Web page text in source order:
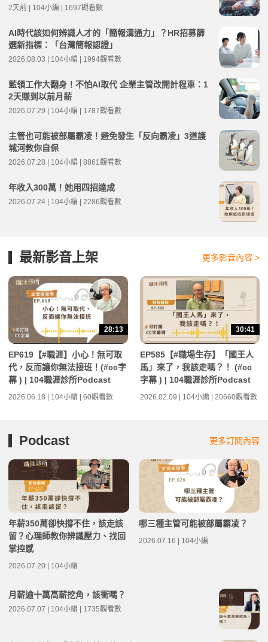
2天前 | 104小編 | 1697觀看數
AI時代該如何辨識人才的「簡報溝通力」？HR招募篩
選新指標：「台灣簡報認證」
2026.08.03 | 104小編 | 1994觀看數
藍領工作大翻身！不怕AI取代 企業主管改開計程車：1
2天賺到以前月薪
2026.07.29 | 104小編 | 1787觀看數
主管也可能被部屬霸凌！避免發生「反向霸凌」3道護
城河教你自保
2026.07.28 | 104小編 | 8861觀看數
年收入300萬！她用四招達成
2026.07.24 | 104小編 | 2286觀看數
最新影音上架 更多影音內容 >
28:13
EP619【#職涯】小心！無可取
代，反而讓你無法接班！(#cc字
幕 ) | 104職涯診所Podcast
2026.06.18 | 104小編 | 60觀看數
30:41
EP585【#職場生存】「國王人
馬」來了，我該走嗎？！ (#cc
字幕 ) | 104職涯診所Podcast
2026.02.09 | 104小編 | 20660觀看數
Podcast 更多訂閱內容
年薪350萬卻快撐不住，該走該
留？心理師教你辨識壓力、找回
掌控感
2026.07.20 | 104小編
哪三種主管可能被部屬霸凌？
2026.07.16 | 104小編
月薪逾十萬高薪挖角，該衝嗎？
2026.07.07 | 104小編 | 1735觀看數